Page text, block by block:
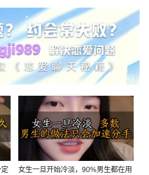
女生一旦开始冷淡，90%男生都在用